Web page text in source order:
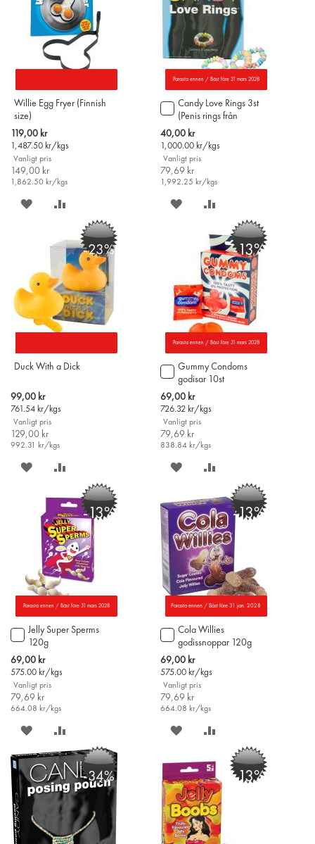
Willie Egg Fryer (Finnish
size)
Special
Price
119,00 kr
1,487.50 kr/kgs
Vanligt pris
149,00 kr
1,862.50 kr/kgs
SPARA
ÖNSKELISTAN
JÄMFÖR
Parasta ennen / Bäst före 31 mars 2028
Candy Love Rings 3st
(Penis rings från
Finland)
Special
Price
40,00 kr
1,000.00 kr/kgs
Vanligt pris
79,69 kr
1,992.25 kr/kgs
Lägg
till
i
varukorgen
SPARA
ÖNSKELISTAN
JÄMFÖR
-23%
Duck With a Dick
Special
Price
99,00 kr
761.54 kr/kgs
Vanligt pris
129,00 kr
992.31 kr/kgs
SPARA
ÖNSKELISTAN
JÄMFÖR
Parasta ennen / Bäst före 31 mars 2028
-13%
Gummy Condoms
godisar 10st
Special
Price
69,00 kr
726.32 kr/kgs
Vanligt pris
79,69 kr
838.84 kr/kgs
Lägg
till
i
varukorgen
SPARA
ÖNSKELISTAN
JÄMFÖR
-13%
Parasta ennen / Bäst före 31 mars 2028
Jelly Super Sperms
120g
Special
Price
69,00 kr
575.00 kr/kgs
Vanligt pris
79,69 kr
664.08 kr/kgs
Lägg
till
i
varukorgen
SPARA
PÅ
ÖNSKELISTAN
TILL
JÄMFÖR
Parasta ennen / Bäst före 31 jan. 2028
-13%
Cola Willies
godissnoppar 120g
Special
Price
69,00 kr
575.00 kr/kgs
Vanligt pris
79,69 kr
664.08 kr/kgs
Lägg
till
i
varukorgen
SPARA
ÖNSKELISTAN
JÄMFÖR
-34% -13%